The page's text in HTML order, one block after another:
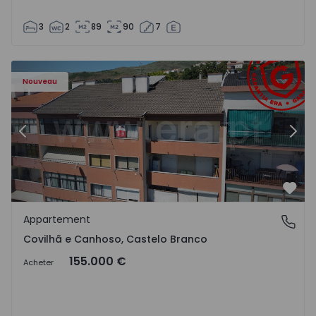
3 2 89 90 7
Nouveau
- 18
Appartement T2 Covilhã, Covilhã e Canhoso - 1497806 -
Précédent
Covilhã e Canhoso, Castelo Branco
Appartement
Covilhã e Canhoso, Castelo Branco
Acheter 155.000 €